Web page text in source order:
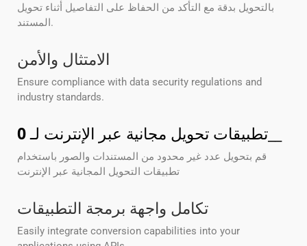
بالتحويل بدقة مع التأكد من الحفاظ على التفاصيل أثناء تحويل
المستند.
الامتثال والأمن
Ensure compliance with data security regulations and
industry standards.
تطبيقات تحويل مجانية عبر الإنترنت لـ0
قم بتحويل عدد غير محدود من المستندات والصور باستخدام
تطبيقات التحويل المجانية عبر الإنترنت
تكامل واجهة برمجة التطبيقات
Easily integrate conversion capabilities into your